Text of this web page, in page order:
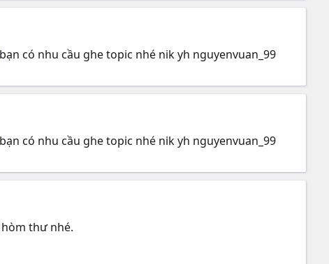
bạn có nhu cầu ghe topic nhé nik yh nguyenvuan_99
bạn có nhu cầu ghe topic nhé nik yh nguyenvuan_99
thư nhé.